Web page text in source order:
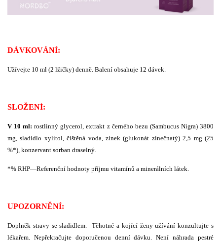
DÁVKOVÁNÍ:
Užívejte 10 ml (2 lžičky) denně. Balení obsahuje 12 dávek.
SLOŽENÍ:
V 10 ml:rostlinný glycerol, extrakt z černého bezu (Sambucus Nigra) 3800
mg, sladidlo xylitol, čištěná voda, zinek (glukonát zinečnatý) 2,5 mg (25
%*), konzervant sorban draselný.
*% RHP—Referenční hodnoty příjmu vitamínů a minerálních látek.
UPOZORNĚNÍ:
Doplněk stravy se sladidlem. Těhotné a kojící ženy užívání konzultujte s
lékařem. Nepřekračujte doporučenou denní dávku. Není náhrada pestré